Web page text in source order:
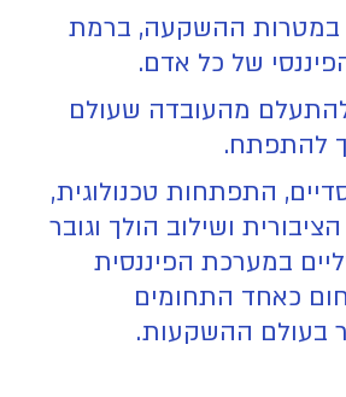
במטרות ההשקעה, ברמת
של כל אדם.
מהעובדה שעולם
להתפתח.
התפתחות טכנולוגית,
ושילוב הולך וגובר
במערכת הפיננסית
כאחד התחומים
בעולם ההשקעות.